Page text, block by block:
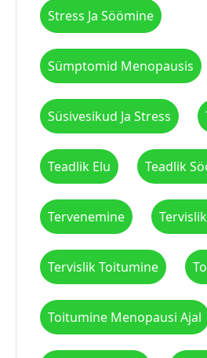
Stress Ja Söömine
Sümptomid Menopausis
Süsivesikud Ja Stress
Teadlik Elu Teadlik
Tervenemine
Tervislik Toitumine
Toitumine Menopausi Ajal